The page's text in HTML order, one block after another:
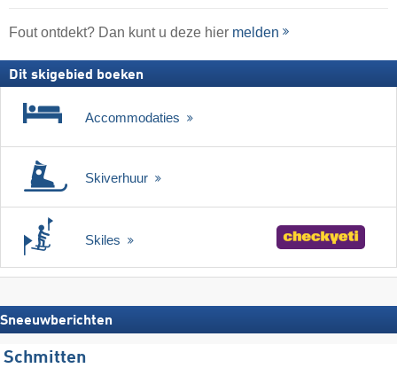
Fout ontdekt? Dan kunt u deze hier melden
Dit skigebied boeken
Accommodaties
Skiverhuur
Skiles
Sneeuwberichten
Schmitten